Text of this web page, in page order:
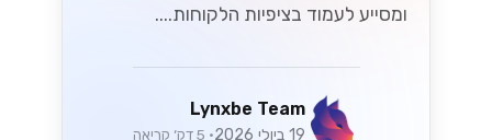
במיסוי בישראל: מה
שעסקים קטנים
ובינוניים צריכים